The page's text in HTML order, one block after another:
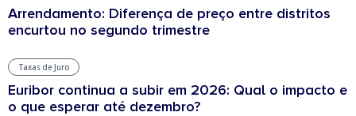
Arrendamento: Diferença de preço entre distritos
encurtou no segundo trimestre
Taxas de Juro
Euribor continua a subir em 2026: Qual o impacto e
o que esperar até dezembro?